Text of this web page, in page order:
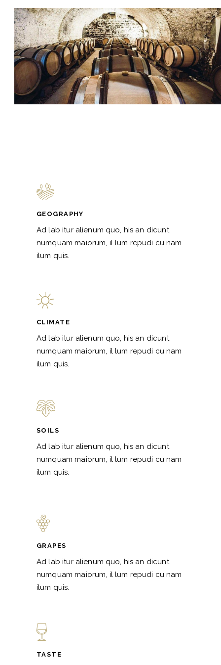
GEOGRAPHY
Ad lab itur alienum quo, his an dicunt
numquam maiorum, il lum repudi cu nam
ilum quis.
CLIMATE
Ad lab itur alienum quo, his an dicunt
numquam maiorum, il lum repudi cu nam
ilum quis.
SOILS
Ad lab itur alienum quo, his an dicunt
numquam maiorum, il lum repudi cu nam
ilum quis.
GRAPES
Ad lab itur alienum quo, his an dicunt
numquam maiorum, il lum repudi cu nam
ilum quis.
TASTE